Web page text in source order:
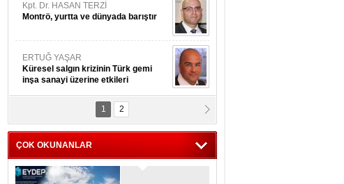
Kpt. Dr. HASAN TERZİ
Montrö, yurtta ve dünyada barıştır
ERTUĞ YAŞAR
Küresel salgın krizinin Türk gemi
inşa sanayi üzerine etkileri
Kpt. MESUT AZMİ GÖKSOY
ithafen...
1 2
ÇOK OKUNANLAR